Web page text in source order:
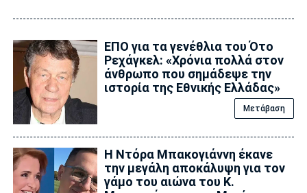
ΕΠΟ για τα γενέθλια του Ότο
Ρεχάγκελ: «Χρόνια πολλά στον
άνθρωπο που σημάδεψε την
ιστορία της Εθνικής Ελλάδας»
Μετάβαση
Η Ντόρα Μπακογιάννη έκανε
την μεγάλη αποκάλυψη για τον
γάμο του αιώνα του Κ.